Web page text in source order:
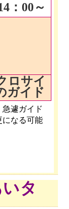
：00～
ロサイ
ガイド
遽ガイド
になる可能
タ